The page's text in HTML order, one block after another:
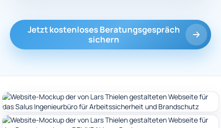
Jetzt kostenloses Beratungsgespräch
sichern